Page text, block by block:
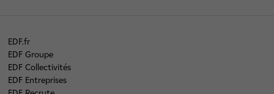
EDF.fr
EDF Groupe
EDF Collectivités
EDF Entreprises